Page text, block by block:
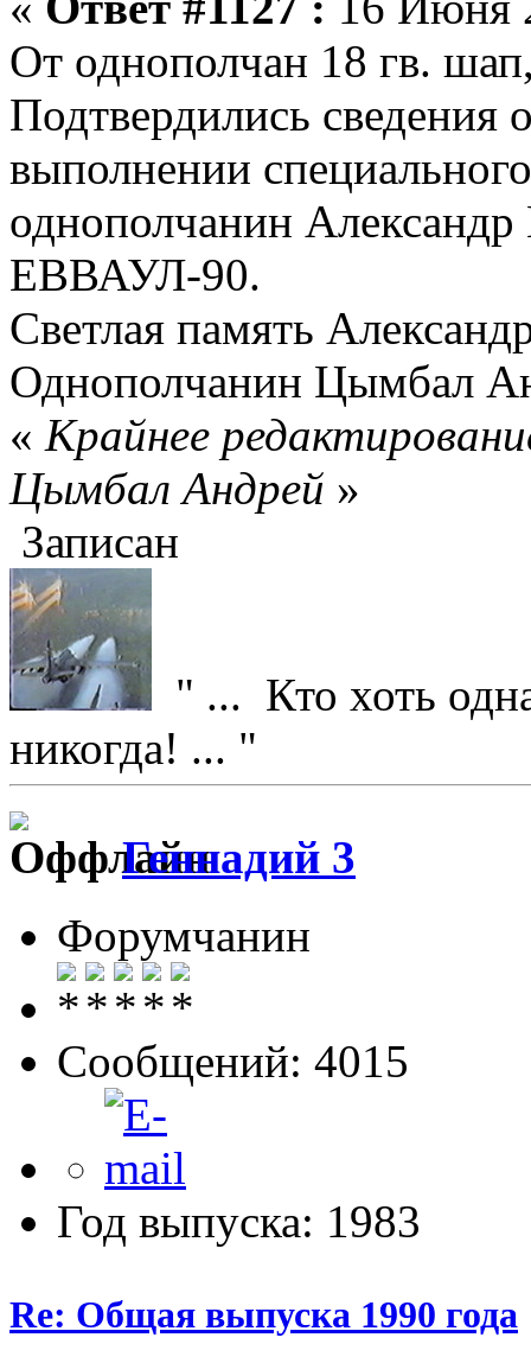
От однополчан 18 гв.
Подтвердились сведения
выполнении
однополчанин
ЕВВАУЛ-90.
Светлая память
Однополчанин Цымбал
« Крайнее
Цымбал Андрей »
Записан
" ... Кто хоть
никогда! ... "
Геннадий 3
Форумчанин
Сообщений: 4015
Год выпуска: 1983
Re: Общая выпуска 1990 года